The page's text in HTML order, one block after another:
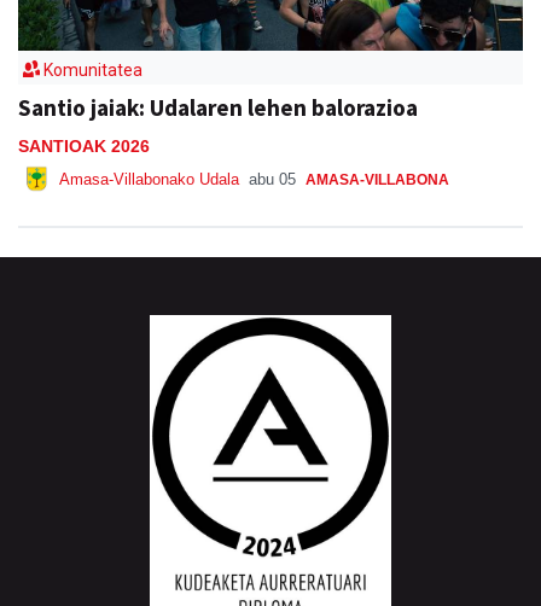
Komunitatea
Santio jaiak: Udalaren lehen balorazioa
SANTIOAK 2026
Amasa-Villabonako Udala abu 05 AMASA-VILLABONA